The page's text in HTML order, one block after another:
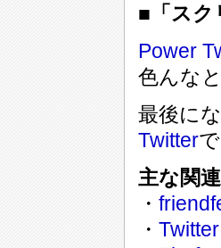
■「スク
Power
色んな
最後に
Twitter
主な関
・
・ Twitter